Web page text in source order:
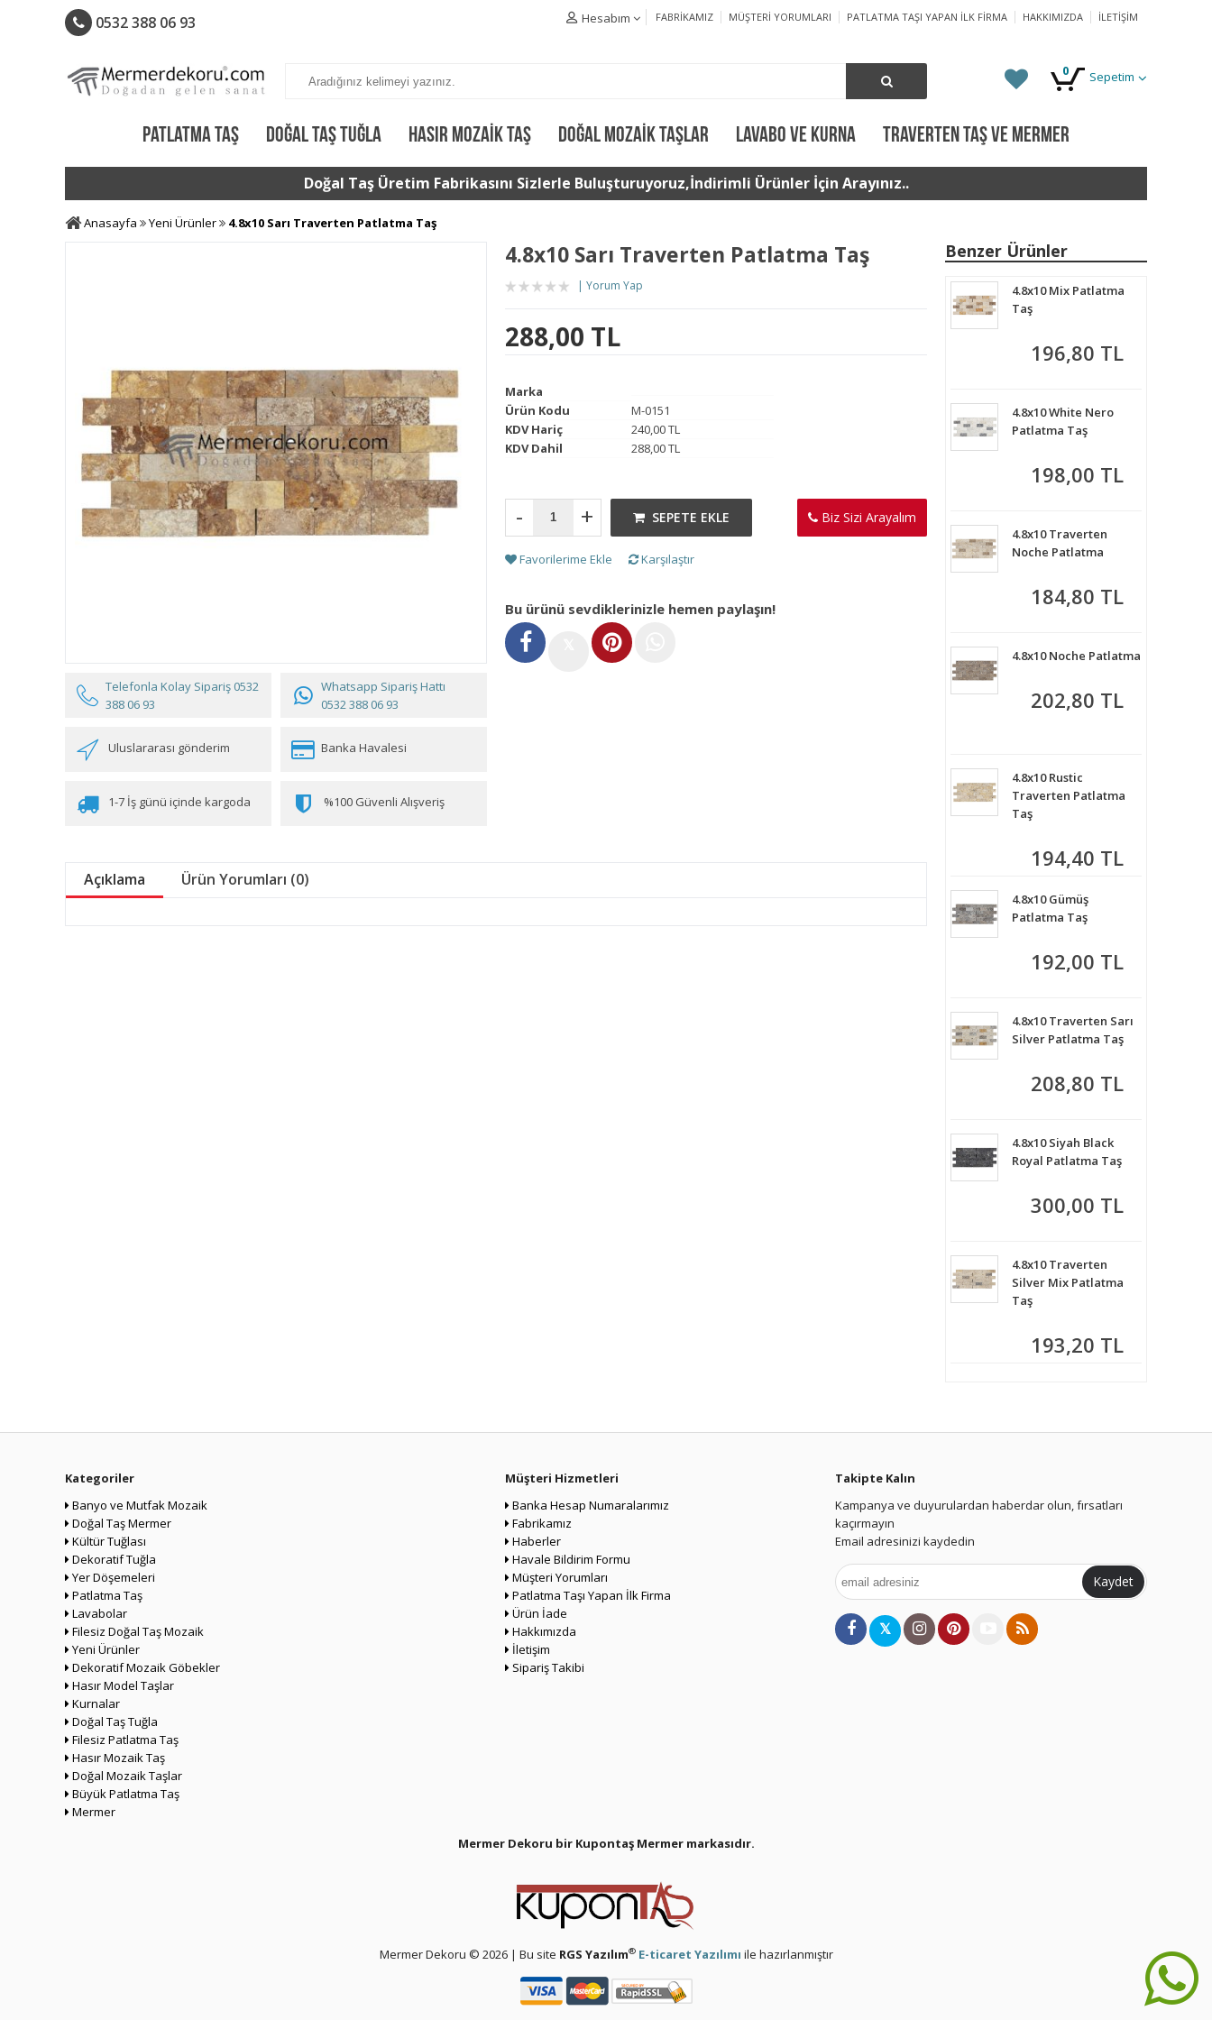
0532 388 06 93 FABRIKAMIZ MÜŞTERI YORUMLARI PATLATMA TAŞI YAPAN İLK FIRMA HAKKIMIZDA İLETIŞIM
Hesabım
Sepetim
0
PATLATMA TAŞ DOĞAL TAŞ TUĞLA HASIR MOZAIK TAŞ DOĞAL MOZAIK TAŞLAR LAVABO VE KURNA TRAVERTEN TAŞ VE MERMER
Doğal Taş Üretim Fabrikasını Sizlerle Buluşturuyoruz,İndirimli Ürünler İçin Arayınız..
Anasayfa Yeni Ürünler 4.8x10 Sarı Traverten Patlatma Taş
Telefonla Kolay Sipariş 0532
388 06 93
Whatsapp Sipariş Hattı
0532 388 06 93
Uluslararası gönderim Banka Havalesi
1-7 İş günü içinde kargoda %100 Güvenli Alışveriş
4.8x10 Sarı Traverten Patlatma Taş
Yorum Yap
288,00 TL
Marka
Ürün Kodu
M-0151
KDV Hariç
240,00 TL
KDV Dahil
288,00 TL
- + SEPETE EKLE
Favorilerime Ekle Karşılaştır
Biz Sizi Arayalım
Bu ürünü sevdiklerinizle hemen paylaşın!
Açıklama Ürün Yorumları (0)
Benzer Ürünler
4.8x10 Mix Patlatma
Taş
196,80 TL
4.8x10 White Nero
Patlatma Taş
198,00 TL
4.8x10 Traverten
Noche Patlatma
184,80 TL
4.8x10 Noche Patlatma
202,80 TL
4.8x10 Rustic
Traverten Patlatma
Taş
194,40 TL
4.8x10 Gümüş
Patlatma Taş
192,00 TL
4.8x10 Traverten Sarı
Silver Patlatma Taş
208,80 TL
4.8x10 Siyah Black
Royal Patlatma Taş
300,00 TL
4.8x10 Traverten
Silver Mix Patlatma
Taş
193,20 TL
Kategoriler
Banyo ve Mutfak Mozaik
Doğal Taş Mermer
Kültür Tuğlası
Dekoratif Tuğla
Yer Döşemeleri
Patlatma Taş
Lavabolar
Filesiz Doğal Taş Mozaik
Yeni Ürünler
Dekoratif Mozaik Göbekler
Hasır Model Taşlar
Kurnalar
Doğal Taş Tuğla
Filesiz Patlatma Taş
Hasır Mozaik Taş
Doğal Mozaik Taşlar
Büyük Patlatma Taş
Mermer
Müşteri Hizmetleri
Banka Hesap Numaralarımız
Fabrikamız
Haberler
Havale Bildirim Formu
Müşteri Yorumları
Patlatma Taşı Yapan İlk Firma
Ürün İade
Hakkımızda
İletişim
Sipariş Takibi
Takipte Kalın
Kampanya ve duyurulardan haberdar olun, fırsatları
kaçırmayın
Email adresinizi kaydedin
Kaydet
𝕏
Mermer Dekoru bir Kupontaş Mermermarkasıdır.
Mermer Dekoru © 2026 | Bu site RGS Yazılım® E-ticaret Yazılımı ile hazırlanmıştır